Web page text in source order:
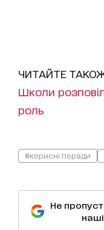
ЧИТАЙТЕ
Школи
роль
#корисні поради
Не